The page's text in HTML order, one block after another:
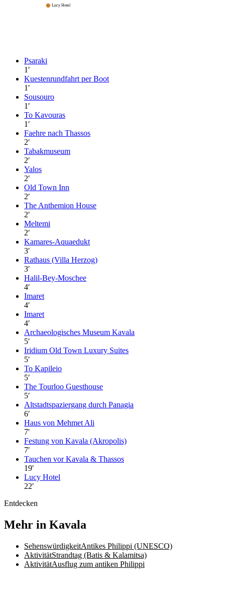
Lucy Hotel
Psaraki
1′
Kuestenrundfahrt per Boot
1′
Sousouro
1′
To Kavouras
1′
Faehre nach Thassos
2′
Tabakmuseum
2′
Yalos
2′
Old Town Inn
2′
The Anthemion House
2′
Meltemi
2′
Kamares-Aquaedukt
3′
Rathaus (Villa Herzog)
3′
Halil-Bey-Moschee
4′
Imaret
4′
Imaret
4′
Archaeologisches Museum Kavala
5′
Iridium Old Town Luxury Suites
5′
To Kapileio
5′
The Tourloo Guesthouse
5′
Altstadtspaziergang durch Panagia
6′
Haus von Mehmet Ali
7′
Festung von Kavala (Akropolis)
7′
Tauchen vor Kavala & Thassos
19′
Lucy Hotel
22′
Entdecken
Mehr in Kavala
SehenswürdigkeitAntikes Philippi (UNESCO)
AktivitätStrandtag (Batis & Kalamitsa)
AktivitätAusflug zum antiken Philippi